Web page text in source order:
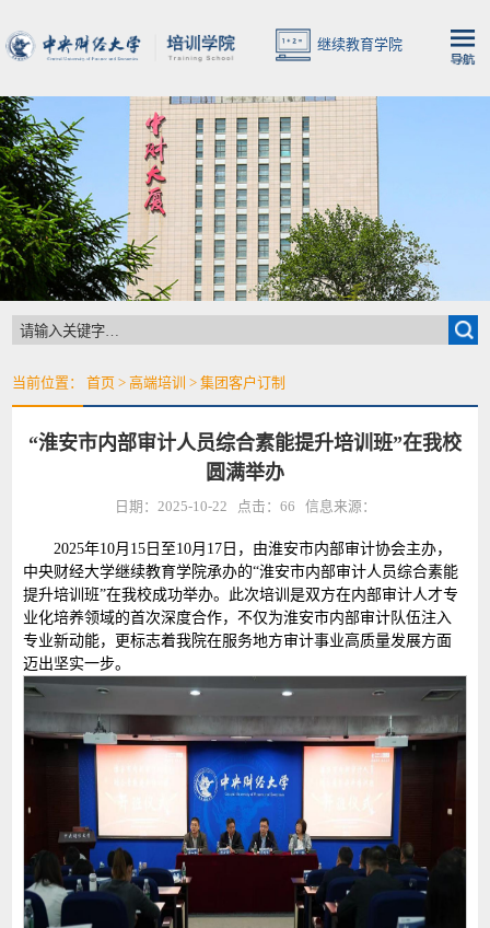
继续教育学院
当前位置： 首页 >高端培训 >集团客户订制
“淮安市内部审计人员综合素能提升培训班”在我校
圆满举办
日期：2025-10-22 点击： 66 信息来源：
2025年10月15日至10月17日，由淮安市内部审计协会主办，
中央财经大学继续教育学院承办的“淮安市内部审计人员综合素能
提升培训班”在我校成功举办。此次培训是双方在内部审计人才专
业化培养领域的首次深度合作，不仅为淮安市内部审计队伍注入
专业新动能，更标志着我院在服务地方审计事业高质量发展方面
迈出坚实一步。